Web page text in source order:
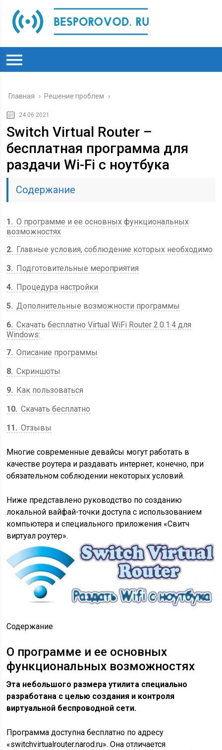
Главная › Решение проблем ›
24.06.2021
Switch Virtual Router –
бесплатная программа для
раздачи Wi-Fi с ноутбука
Содержание
1
О программе и ее основных функциональных
возможностях
2
Главные условия, соблюдение которых необходимо
3
Подготовительные мероприятия
4
Процедура настройки
5 Дополнительные возможности программы
6 Скачать бесплатно Virtual WiFi Router 2.0.1.4 для
Windows:
7 Описание программы
8 Скриншоты
9
Как пользоваться
10 Скачать бесплатно
11
Отзывы
Многие современные девайсы могут работать в
качестве роутера и раздавать интернет, конечно, при
обязательном соблюдении некоторых условий.
Ниже представлено руководство по созданию
локальной вайфай-точки доступа с использованием
компьютера и специального приложения «Свитч
виртуал роутер».
Содержание
О программе и ее основных
функциональных возможностях
Эта небольшого размера утилита специально
разработана с целью создания и контроля
виртуальной беспроводной сети.
Программа доступна бесплатно по адресу
«switchvirtualrouter.narod.ru». Она отличается